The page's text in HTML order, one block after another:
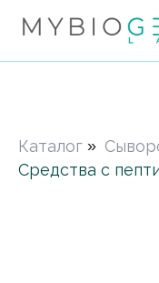
Каталог »
Средства с